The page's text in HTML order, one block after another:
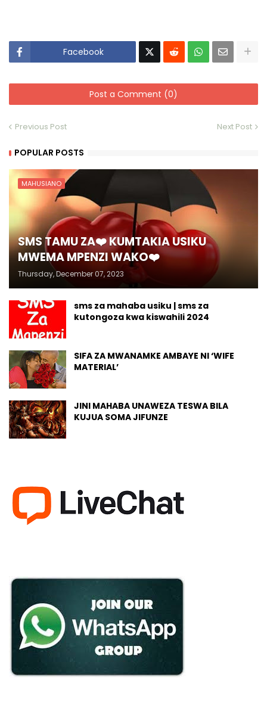
Facebook
Post a Comment (0)
Previous Post Next Post
POPULAR POSTS
MAHUSIANO
SMS TAMU ZA❤️ KUMTAKIA USIKU
MWEMA MPENZI WAKO❤️
Thursday, December 07, 2023
sms za mahaba usiku | sms za
kutongoza kwa kiswahili 2024
SIFA ZA MWANAMKE AMBAYE NI ‘WIFE
MATERIAL’
JINI MAHABA UNAWEZA TESWA BILA
KUJUA SOMA JIFUNZE